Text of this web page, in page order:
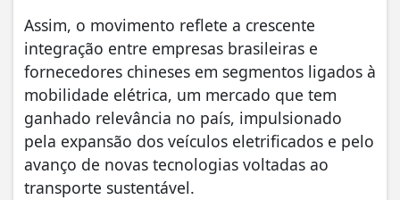
Assim, o movimento reflete a crescente
integração entre empresas brasileiras e
fornecedores chineses em segmentos ligados à
mobilidade elétrica, um mercado que tem
ganhado relevância no país, impulsionado
pela expansão dos veículos eletrificados e pelo
avanço de novas tecnologias voltadas ao
transporte sustentável.